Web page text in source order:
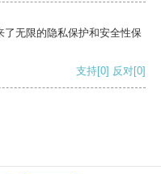
无限的隐私保护和安全性保
支持[0] 反对[0]